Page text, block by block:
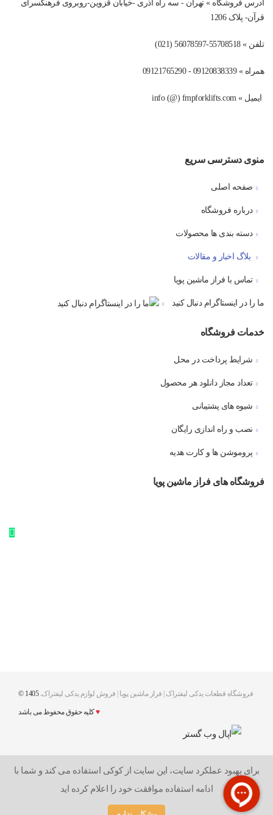
آدرس فروشگاه » تهران - سه راه آذری -خیابان قزوین-روبروی فرهنگسرای
قرآن- پلاک 1206
تلفن » 55708518-56078597 (021)
همراه » 09120838339 - 09121765290
ایمیل » info (@) fmpforklifts.com
منوی دسترسی سریع
صفحه اصلی
درباره فروشگاه
دسته بندی ها محصولات
بلاگ اخبار و مقالات
تماس با فراز ماشین پویا
ما را در اینستاگرام دنبال کنید
خدمات فروشگاه
شرایط پرداخت در محل
تعداد مجاز دانلود هر محصول
شیوه های پشتیبانی
نصب و راه اندازی رایگان
پروموشن ها و کارت هدیه
فروشگاه های فراز ماشین پویا
© 1405 فروشگاه قطعات یدکی لیفتراک | فراز ماشین پویا | فروش لوازم یدکی لیفتراک.
کلیه حقوق محفوظ می باشد♥
برای بهبود عملکرد سایت، این سایت از کوکی استفاده می کند و شما با
ادامه استفاده موافقت خود را اعلام کرده اید